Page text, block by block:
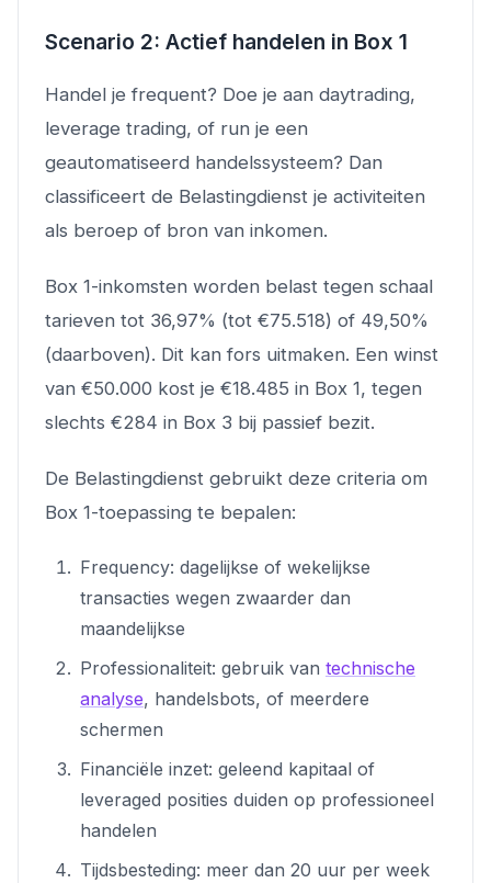
Scenario 2: Actief handelen in Box 1
Handel je frequent? Doe je aan daytrading,
leverage trading, of run je een
geautomatiseerd handelssysteem? Dan
classificeert de Belastingdienst je activiteiten
als beroep of bron van inkomen.
Box 1-inkomsten worden belast tegen schaal
tarieven tot 36,97% (tot €75.518) of 49,50%
(daarboven). Dit kan fors uitmaken. Een winst
van €50.000 kost je €18.485 in Box 1, tegen
slechts €284 in Box 3 bij passief bezit.
De Belastingdienst gebruikt deze criteria om
Box 1-toepassing te bepalen:
Frequency: dagelijkse of wekelijkse
transacties wegen zwaarder dan
maandelijkse
Professionaliteit: gebruik van technische
analyse, handelsbots, of meerdere
schermen
Financiële inzet: geleend kapitaal of
leveraged posities duiden op professioneel
handelen
Tijdsbesteding: meer dan 20 uur per week